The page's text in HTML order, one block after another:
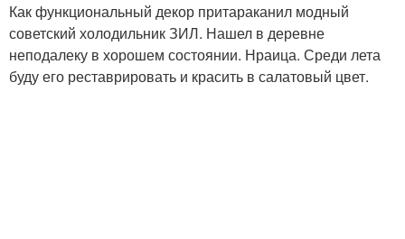
Как функциональный декор притараканил модный
советский холодильник ЗИЛ. Нашел в деревне
неподалеку в хорошем состоянии. Нраица. Среди лета
буду его реставрировать и красить в салатовый цвет.